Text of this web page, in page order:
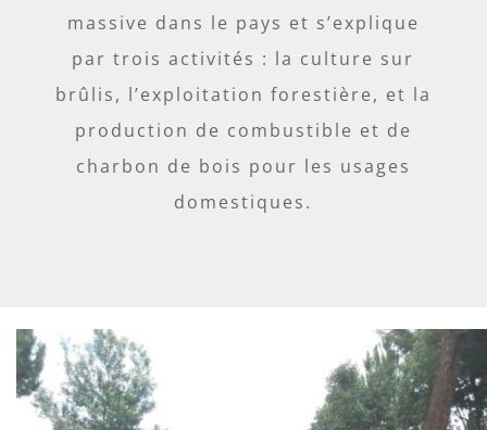
massive dans le pays et s’explique
par trois activités : la culture sur
brûlis, l’exploitation forestière, et la
production de combustible et de
charbon de bois pour les usages
domestiques.